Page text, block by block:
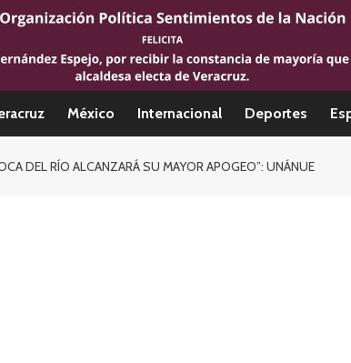
México Internacional Deportes
DEL RÍO ALCANZARÁ SU MAYOR APOGEO”: UNÁNUE